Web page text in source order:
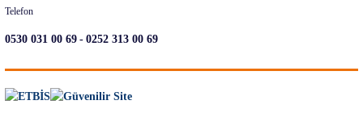
Telefon
0530 031 00 69-0252 313 00 69